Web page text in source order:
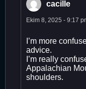
cacille
Ekim 8, 2025 - 9:17
I’m more
advice.
I’m really
Appalachian
shoulders.